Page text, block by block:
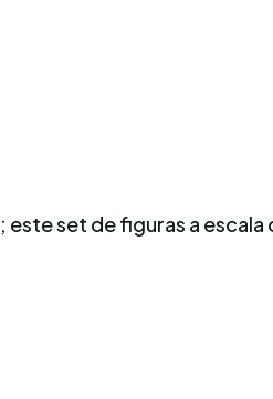
; este set de figuras a escala